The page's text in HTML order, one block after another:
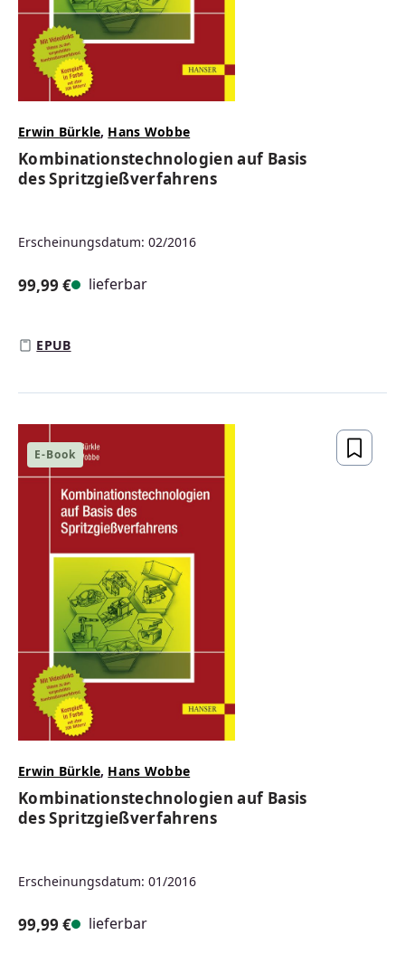
Erwin Bürkle, Hans Wobbe
Kombinationstechnologien auf Basis
des Spritzgießverfahrens
Erscheinungsdatum: 02/2016
99,99 € lieferbar
EPUB
E-Book
Erwin Bürkle, Hans Wobbe
Kombinationstechnologien auf Basis
des Spritzgießverfahrens
Erscheinungsdatum: 01/2016
99,99 € lieferbar